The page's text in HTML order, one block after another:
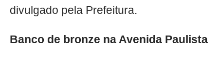
divulgado pela Prefeitura.
Banco de bronze na Avenida Paulista